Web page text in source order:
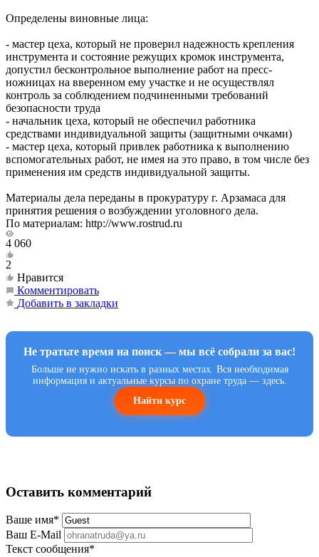
Определены виновные лица:
- мастер цеха, который не проверил надежность крепления
инструмента и состояние режущих кромок инструмента,
допустил бесконтрольное выполнение работ на пресс-
ножницах на вверенном ему участке и не осуществлял
контроль за соблюдением подчиненными требований
безопасности труда
- начальник цеха, который не обеспечил работника
средствами индивидуальной защиты (защитными очками)
- мастер цеха, который привлек работника к выполнению
вспомогательных работ, не имея на это право, в том числе без
применения им средств индивидуальной защиты.
Материалы дела переданы в прокуратуру г. Арзамаса для
принятия решения о возбуждении уголовного дела.
По материалам: http://www.rostrud.ru
4 060
2
Нравится
Комментировать
Добавить в закладки
Не тратьте время на поиск — мы всё собрали за вас!
Больше не нужно искать в разных местах. Вся необходимая
информация и актуальные курсы по охране труда — здесь.
Найти курс
Оставить комментарий
Ваше имя*
Ваш E-Mail
Текст сообщения*